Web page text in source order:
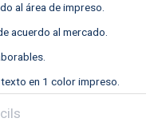
al área de impreso.
acuerdo al mercado.
en 1 color impreso.